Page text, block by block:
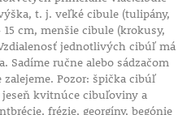
t. j. veľké cibule (tulipány,
cm, menšie cibule (krokusy,
jednotlivých cibúľ má
Sadíme ručne alebo sádzačom
Pozor: špička cibúľ
kvitnúce cibuľoviny a
frézie, georgíny, begónie